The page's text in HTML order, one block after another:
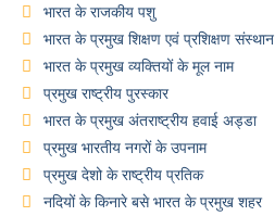
भारत के राजकीय पशु
भारत के प्रमुख शिक्षण एवं प्रशिक्षण संस्थान
भारत के प्रमुख व्यक्तियों के मूल नाम
प्रमुख राष्ट्रीय पुरस्कार
भारत के प्रमुख अंतराष्ट्रीय हवाई अड्डा
प्रमुख भारतीय नगरों के उपनाम
प्रमुख देशो के राष्ट्रीय प्रतिक
नदियों के किनारे बसे भारत के प्रमुख शहर